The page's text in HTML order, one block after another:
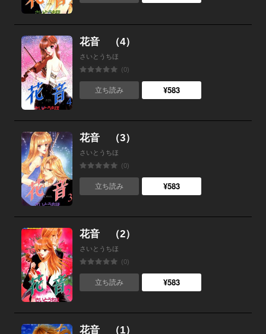
花音 （4）
さいとうちほ
(0)
立ち読み ¥583
花音 （3）
さいとうちほ
(0)
立ち読み ¥583
花音 （2）
さいとうちほ
(0)
立ち読み ¥583
花音 （1）